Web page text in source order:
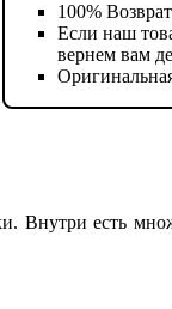
100%
Если наш
вернем вам
Внутри есть